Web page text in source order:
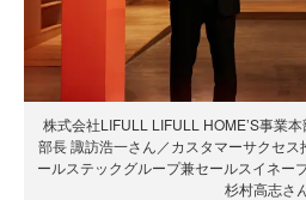
株式会社LIFULL LIFULL HOME’S事業
部長 諏訪浩一さん／カスタマーサクセ
ールステックグループ兼セールスイネー
杉村高志さ